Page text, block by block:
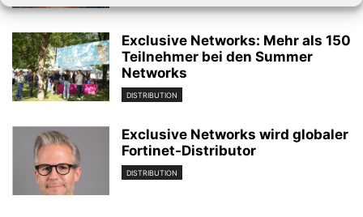
Exclusive Networks: Mehr als 150
Teilnehmer bei den Summer
Networks
DISTRIBUTION
Exclusive Networks wird globaler
Fortinet-Distributor
DISTRIBUTION